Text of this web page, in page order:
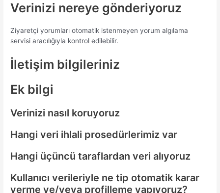
Verinizi nereye gönderiyoruz
Ziyaretçi yorumları otomatik istenmeyen yorum algılama
servisi aracılığıyla kontrol edilebilir.
İletişim bilgileriniz
Ek bilgi
Verinizi nasıl koruyoruz
Hangi veri ihlali prosedürlerimiz var
Hangi üçüncü taraflardan veri alıyoruz
Kullanıcı verileriyle ne tip otomatik karar
verme ve/veya profilleme yapıyoruz?